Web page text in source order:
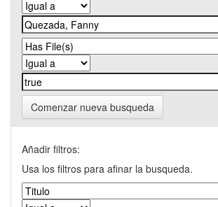
Comenzar nueva busqueda
Añadir filtros:
Usa los filtros para afinar la busqueda.